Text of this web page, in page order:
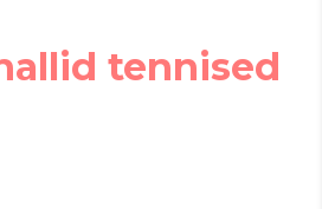
tennised